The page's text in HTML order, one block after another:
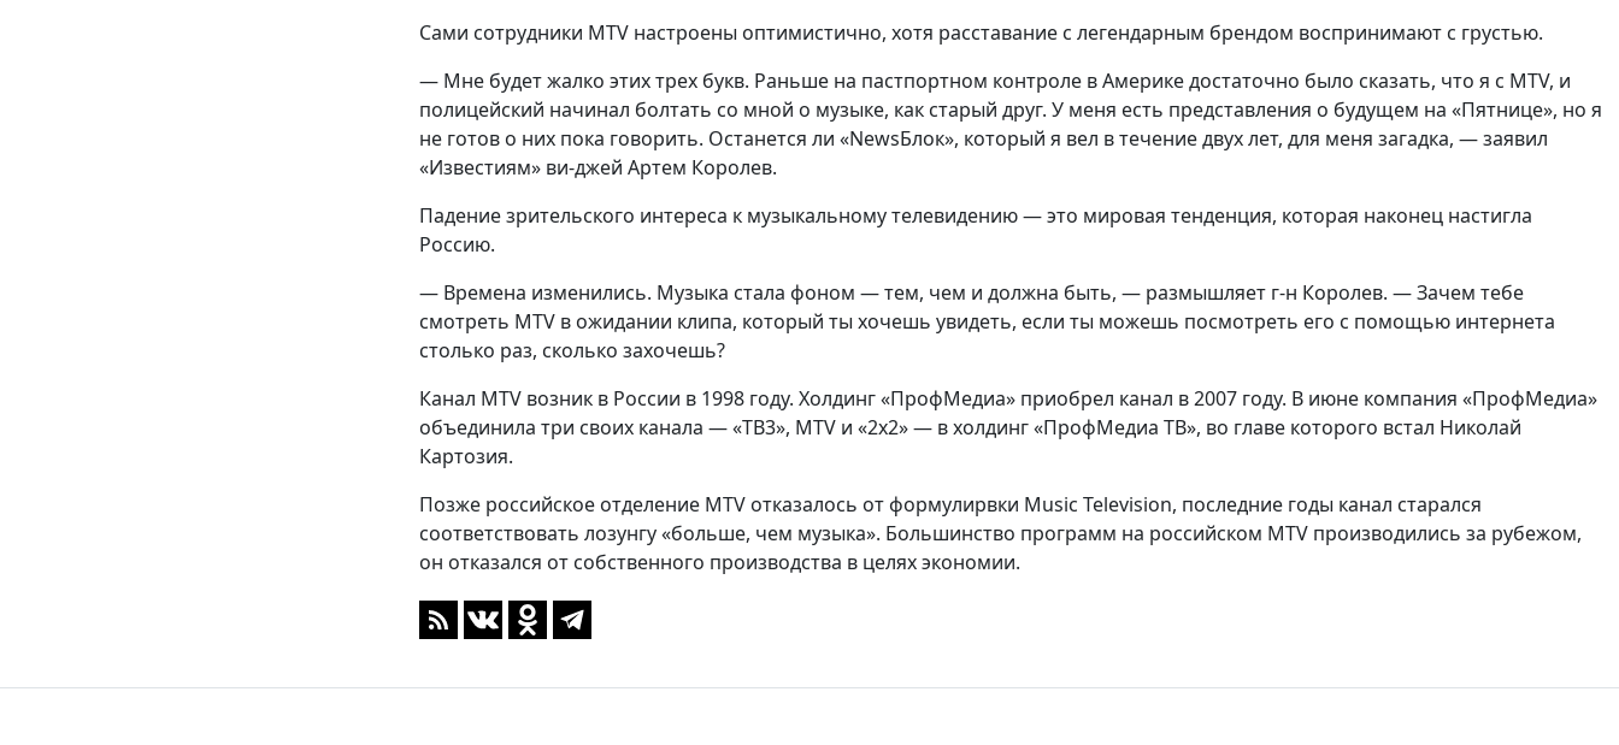
Сами сотрудники MTV настроены оптимистично, хотя расставание с легендарным брендом воспринимают с грустью.
— Мне будет жалко этих трех букв. Раньше на пастпортном контроле в Америке достаточно было сказать, что я с MTV, и
полицейский начинал болтать со мной о музыке, как старый друг. У меня есть представления о будущем на «Пятнице», но я
не готов о них пока говорить. Останется ли «NewsБлок», который я вел в течение двух лет, для меня загадка, — заявил
«Известиям» ви-джей Артем Королев.
Падение зрительского интереса к музыкальному телевидению — это мировая тенденция, которая наконец настигла
Россию.
— Времена изменились. Музыка стала фоном — тем, чем и должна быть, — размышляет г-н Королев. — Зачем тебе
смотреть MTV в ожидании клипа, который ты хочешь увидеть, если ты можешь посмотреть его с помощью интернета
столько раз, сколько захочешь?
Канал MTV возник в России в 1998 году. Холдинг «ПрофМедиа» приобрел канал в 2007 году. В июне компания «ПрофМедиа»
объединила три своих канала — «ТВ3», MTV и «2х2» — в холдинг «ПрофМедиа ТВ», во главе которого встал Николай
Картозия.
Позже российское отделение MTV отказалось от формулирвки Music Television, последние годы канал старался
соответствовать лозунгу «больше, чем музыка». Большинство программ на российском MTV производились за рубежом,
он отказался от собственного производства в целях экономии.